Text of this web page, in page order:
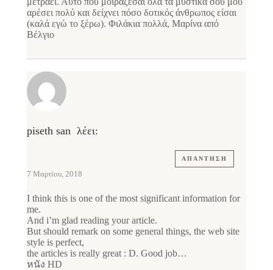
αρέσει πολύ και δείχνει πόσο δοτικός άνθρωπος είσαι
(καλά εγώ το ξέρω). Φιλάκια πολλά, Μαρίνα από
Βέλγιο
piseth san λέει:
ΑΠΆΝΤΗΣΗ
7 Μαρτίου, 2018
I think this is one of the most significant information for
me.
And i’m glad reading your article.
But should remark on some general things, the web site
style is perfect,
the articles is really great : D. Good job…
หนัง HD